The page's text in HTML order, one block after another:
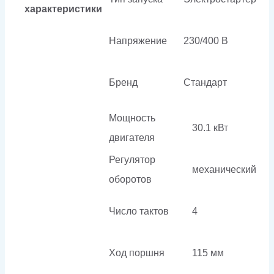
характеристики
Напряжение 230/400 В
Бренд Стандарт
Мощность
двигателя
30.1 кВт
Регулятор
оборотов
механический
Число тактов 4
Ход поршня 115 мм